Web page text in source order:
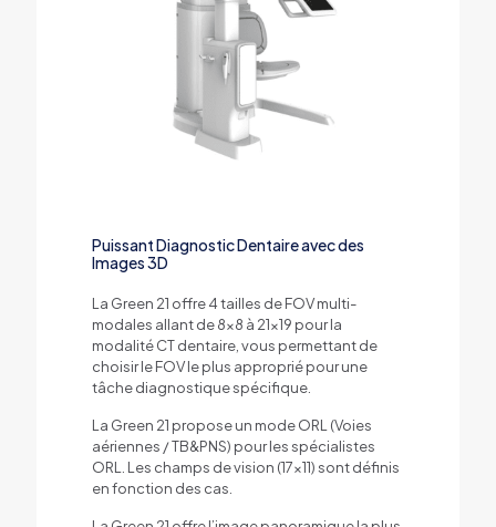
Puissant Diagnostic Dentaire avec des
Images 3D
La Green 21 offre 4 tailles de FOV multi-
modales allant de 8×8 à 21×19 pour la
modalité CT dentaire, vous permettant de
choisir le FOV le plus approprié pour une
tâche diagnostique spécifique.
La Green 21 propose un mode ORL (Voies
aériennes / TB&PNS) pour les spécialistes
ORL. Les champs de vision (17×11) sont définis
en fonction des cas.